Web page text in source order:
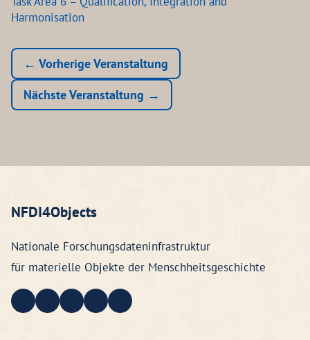
Harmonisation
← Vorherige Veranstaltung
Nächste Veranstaltung →
NFDI4Objects
Nationale Forschungsdateninfrastruktur
für materielle Objekte der Menschheitsgeschichte